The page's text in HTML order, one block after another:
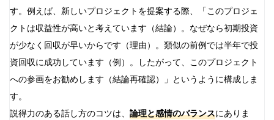
す。例えば、新しいプロジェクトを提案する際、「このプロジェ
クトは収益性が高いと考えています（結論）。なぜなら初期投資
が少なく回収が早いからです（理由）。類似の前例では半年で投
資回収に成功しています（例）。したがって、このプロジェクト
への参画をお勧めします（結論再確認）」というように構成しま
す。
説得力のある話し方のコツは、 論理と感情のバランスにありま